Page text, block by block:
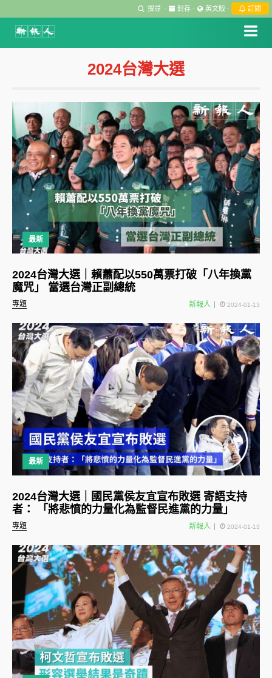
搜尋 · 封存 · 英文版 · 訂閱
2024台灣大選
最新
專題
2024台灣大選｜賴蕭配以550萬票打破「八年換黨
魔咒」 當選台灣正副總統
新報人 2024-01-13
最新
專題
2024台灣大選｜國民黨侯友宜宣布敗選 寄語支持
者： 「將悲憤的力量化為監督民進黨的力量」
新報人 2024-01-13